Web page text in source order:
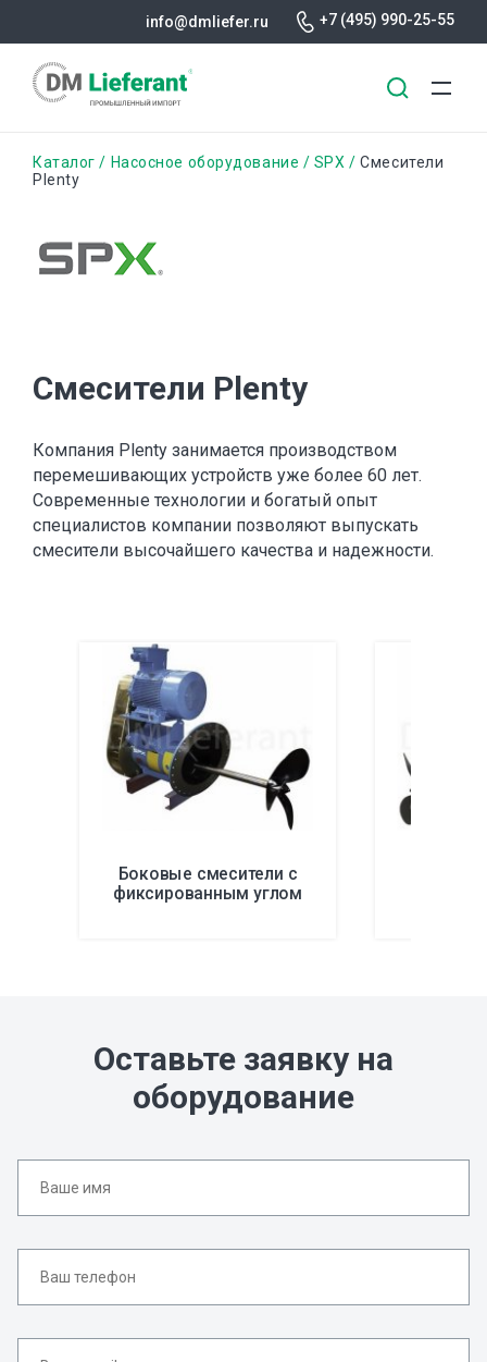
info@dmliefer.ru +7 (495) 990-25-55
Строка
Каталог Насосное оборудование SPX
Смесители
Plenty
Смесители Plenty
Компания Plenty занимается производством
перемешивающих устройств уже более 60 лет.
Современные технологии и богатый опыт
специалистов компании позволяют выпускать
смесители высочайшего качества и надежности.
Боковые смесители с
фиксированным углом
Оставьте заявку на
оборудование